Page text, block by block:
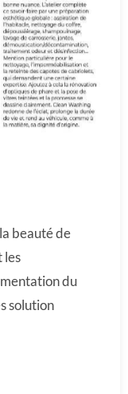
beauté de
les
du
solution